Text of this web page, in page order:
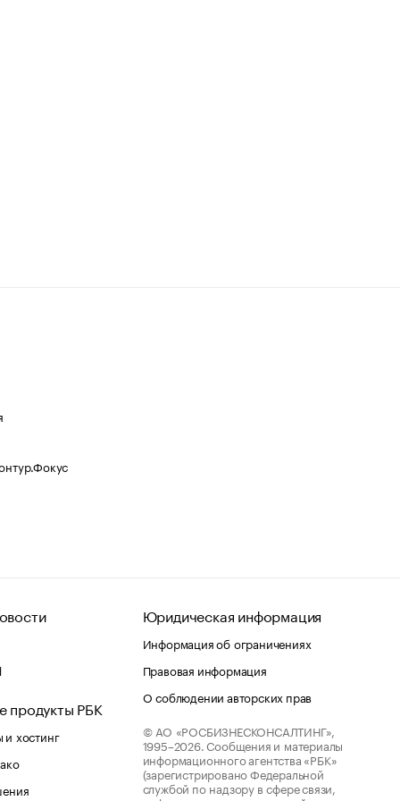
продукты РБК
хостинг
Юридическая информация
Информация об ограничениях
Правовая информация
О соблюдении авторских прав
© АО «РОСБИЗНЕСКОНСАЛТИНГ»,
1995–2026. Сообщения и материалы
информационного агентства «РБК»
(зарегистрировано Федеральной
службой по надзору в сфере связи,